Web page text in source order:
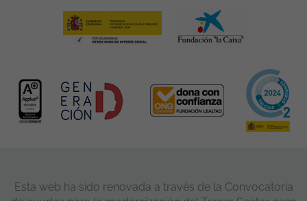
Esta web ha sido renovada a través de la Convocatoria